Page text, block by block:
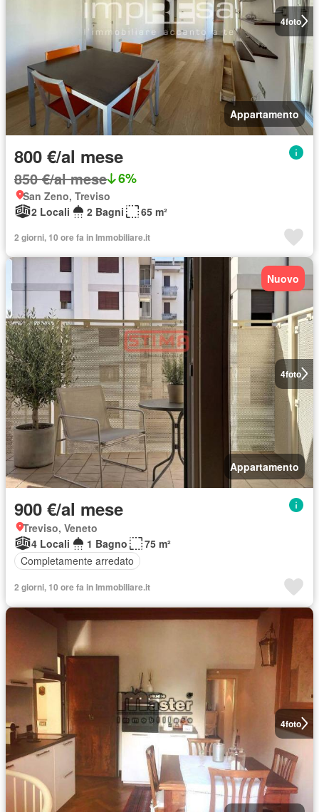
4foto
Appartamento
800 €/al mese
850 €/al mese 6%
San Zeno, Treviso
2 Locali
2 Bagni 65 m²
2 giorni, 10 ore fa in Immobiliare.it
4foto
Nuovo
Appartamento
900 €/al mese
Treviso, Veneto
4 Locali
1 Bagno
75 m²
Completamente arredato
2 giorni, 10 ore fa in Immobiliare.it
4foto